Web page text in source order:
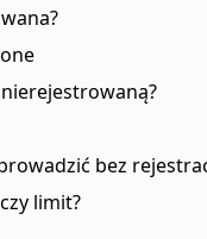
bez
limit?